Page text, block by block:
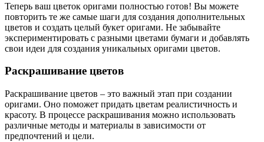
Теперь ваш цветок оригами полностью готов! Вы можете
повторить те же самые шаги для создания дополнительных
цветов и создать целый букет оригами. Не забывайте
экспериментировать с разными цветами бумаги и добавлять
свои идеи для создания уникальных оригами цветов.
Раскрашивание цветов
Раскрашивание цветов – это важный этап при создании
оригами. Оно поможет придать цветам реалистичность и
красоту. В процессе раскрашивания можно использовать
различные методы и материалы в зависимости от
предпочтений и цели.